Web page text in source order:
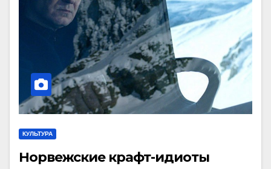
КУЛЬТУРА
Норвежские крафт-идиоты